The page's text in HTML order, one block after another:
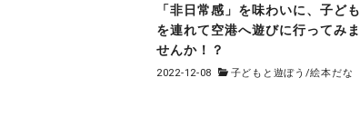
「非日常感」を味わいに、子ども
を連れて空港へ遊びに行ってみま
せんか！？
2022-12-08 子どもと遊ぼう /絵本だな